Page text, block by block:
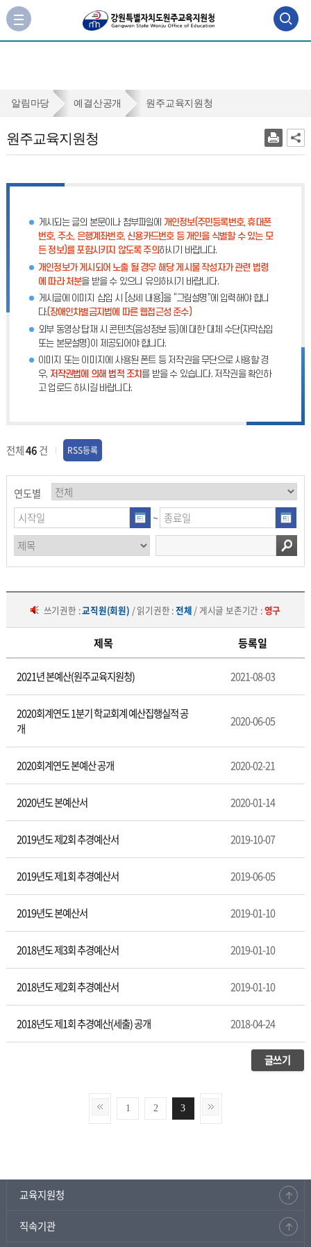
검
색
기
사
이
가
원
교
지
알림마당 예결산공개 원주교육지원청
원주교육지원청
게시되는 글의 본문이나 첨부파일에 개인정보(주민등록번호, 휴대폰
번호, 주소, 은행계좌번호, 신용카드번호 등 개인을 식별할 수 있는 모
든 정보)를 포함시키지 않도록 주의하시기 바랍니다.
개인정보가 게시되어 노출 될 경우 해당 게시물 작성자가 관련 법령
에 따라 처분을 받을 수 있으니 유의하시기 바랍니다.
게시글에 이미지 삽입 시 [상세 내용]을 “그림설명”에 입력해야 합니
다.(장애인차별금지법에 따른 웹접근성 준수)
외부 동영상 탑재 시 콘텐츠(음성정보 등)에 대한 대체 수단(자막삽입
또는 본문설명)이 제공되어야 합니다.
이미지 또는 이미지에 사용된 폰트 등 저작권을 무단으로 사용할 경
우, 저작권법에 의해 법적 조치 를 받을 수 있습니다. 저작권을 확인하
고 업로드 하시길 바랍니다.
전체46건 RSS등록
연도별
~
쓰기권한 :교직원(회원) / 읽기권한 :전체 / 게시글 보존기간 :영구
산
제목 등록일
2021년 본예산(원주교육지원청) 2021-08-03
2020회계연도 1분기 학교회계 예산집행실적 공
개
2020-06-05
2020회계연도 본예산 공개 2020-02-21
2020년도 본예산서 2020-01-14
2019년도 제2회 추경예산서 2019-10-07
2019년도 제1회 추경예산서 2019-06-05
2019년도 본예산서 2019-01-10
2018년도 제3회 추경예산서 2019-01-10
2018년도 제2회 추경예산서 2019-01-10
2018년도 제1회 추경예산(세출) 공개 2018-04-24
글쓰기
1 2 3
교육지원청
직속기관